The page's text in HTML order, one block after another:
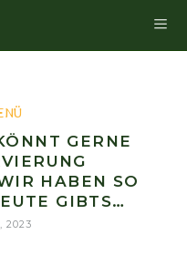
GERNE
HABEN SO
GIBTS…
2023